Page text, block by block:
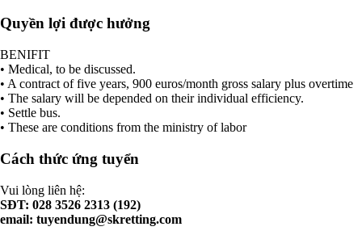
Quyền lợi được hưởng
BENIFIT
• Medical, to be discussed.
• A contract of five years, 900 euros/month gross salary plus overtime
• The salary will be depended on their individual efficiency.
• Settle bus.
• These are conditions from the ministry of labor
Cách thức ứng tuyển
Vui lòng liên hệ:
SĐT: 028 3526 2313 (192)
email: tuyendung@skretting.com